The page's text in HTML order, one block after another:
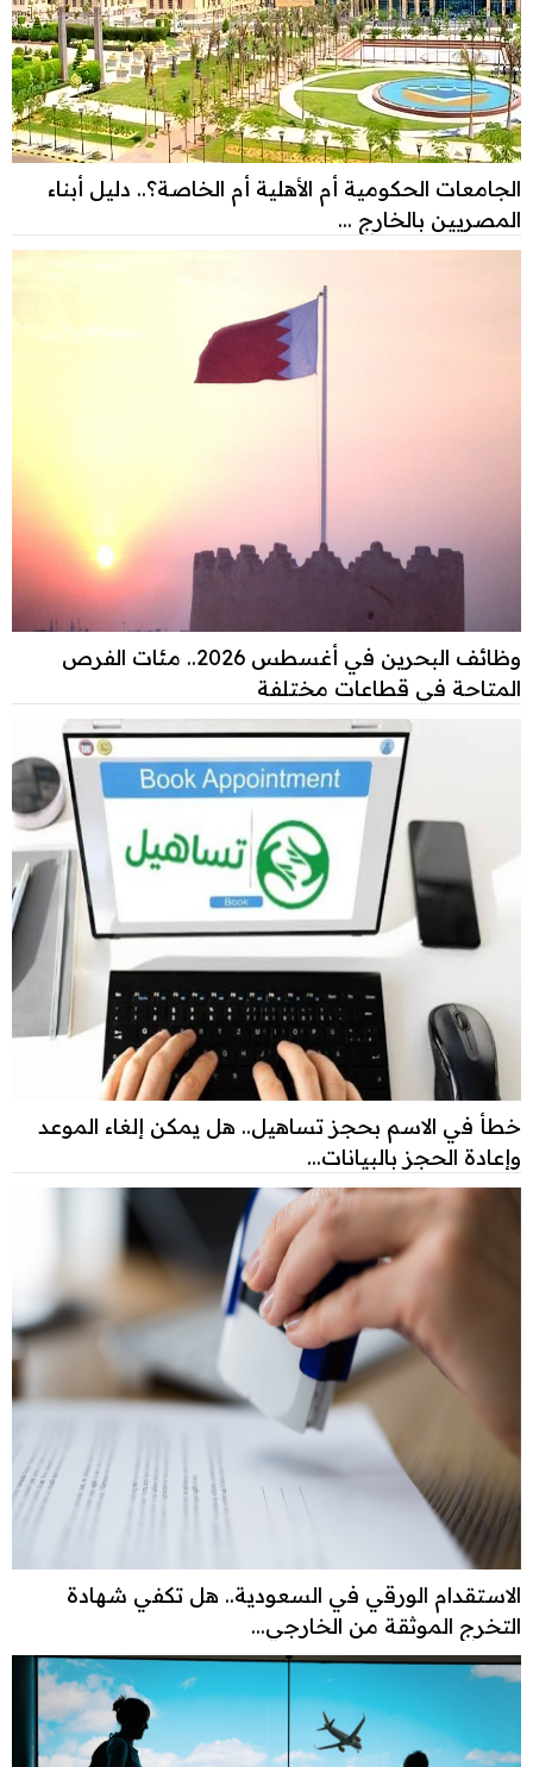
الجامعات الحكومية أم الأهلية أم الخاصة؟.. دليل أبناء
المصريين بالخارج ...
وظائف البحرين في أغسطس 2026.. مئات الفرص
المتاحة في قطاعات مختلفة
خطأ في الاسم بحجز تساهيل.. هل يمكن إلغاء الموعد
وإعادة الحجز بالبيانات...
الاستقدام الورقي في السعودية.. هل تكفي شهادة
التخرج الموثقة من الخارجي...